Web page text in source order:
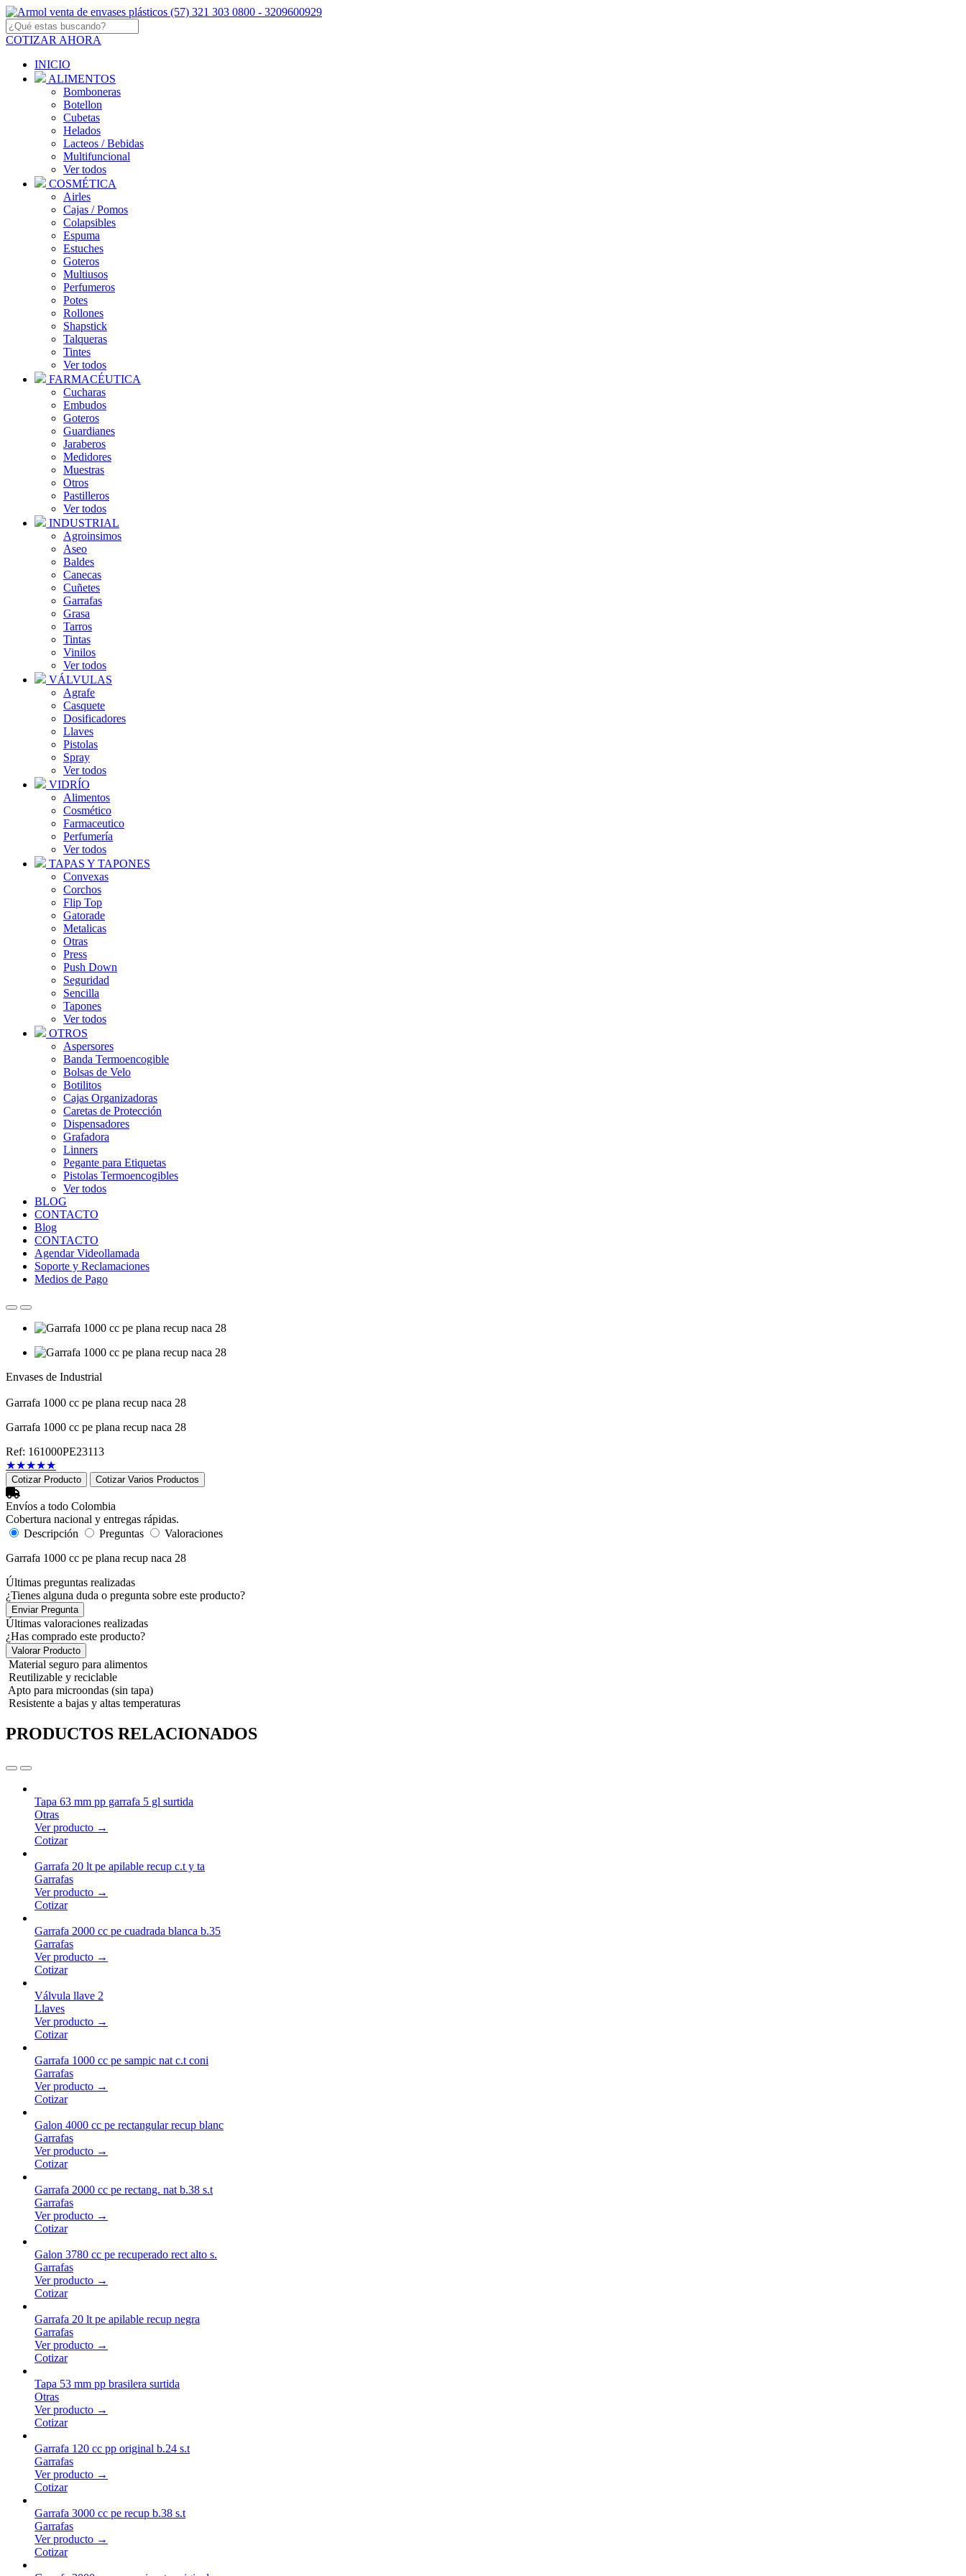
COTIZAR AHORA
INICIO
ALIMENTOS
Bomboneras
Botellon
Cubetas
Helados
Lacteos / Bebidas
Multifuncional
Ver todos
COSMÉTICA
Airles
Cajas / Pomos
Colapsibles
Espuma
Estuches
Goteros
Multiusos
Perfumeros
Potes
Rollones
Shapstick
Talqueras
Tintes
Ver todos
FARMACÉUTICA
Cucharas
Embudos
Goteros
Guardianes
Jaraberos
Medidores
Muestras
Otros
Pastilleros
Ver todos
INDUSTRIAL
Agroinsimos
Aseo
Baldes
Canecas
Cuñetes
Garrafas
Grasa
Tarros
Tintas
Vinilos
Ver todos
VÁLVULAS
Agrafe
Casquete
Dosificadores
Llaves
Pistolas
Spray
Ver todos
VIDRÍO
Alimentos
Cosmético
Farmaceutico
Perfumería
Ver todos
TAPAS Y TAPONES
Convexas
Corchos
Flip Top
Gatorade
Metalicas
Otras
Press
Push Down
Seguridad
Sencilla
Tapones
Ver todos
OTROS
Aspersores
Banda Termoencogible
Bolsas de Velo
Botilitos
Cajas Organizadoras
Caretas de Protección
Dispensadores
Grafadora
Linners
Pegante para Etiquetas
Pistolas Termoencogibles
Ver todos
BLOG
CONTACTO
Blog
CONTACTO
Agendar Videollamada
Soporte y Reclamaciones
Medios de Pago
Envases de Industrial
Garrafa 1000 cc pe plana recup naca 28
Garrafa 1000 cc pe plana recup naca 28
Ref: 161000PE23113
★★★★★
Cotizar Producto Cotizar Varios Productos
Envíos a todo Colombia
Cobertura nacional y entregas rápidas.
Descripción
Preguntas
Valoraciones
Garrafa 1000 cc pe plana recup naca 28
Últimas preguntas realizadas
¿Tienes alguna duda o pregunta sobre este producto?
Enviar Pregunta
Últimas valoraciones realizadas
¿Has comprado este producto?
Valorar Producto
Material seguro para alimentos
Reutilizable y reciclable
Apto para microondas (sin tapa)
Resistente a bajas y altas temperaturas
PRODUCTOS RELACIONADOS
Tapa 63 mm pp garrafa 5 gl surtida
Otras
Ver producto →
Cotizar
Garrafa 20 lt pe apilable recup c.t y ta
Garrafas
Ver producto →
Cotizar
Garrafa 2000 cc pe cuadrada blanca b.35
Garrafas
Ver producto →
Cotizar
Válvula llave 2
Llaves
Ver producto →
Cotizar
Garrafa 1000 cc pe sampic nat c.t coni
Garrafas
Ver producto →
Cotizar
Galon 4000 cc pe rectangular recup blanc
Garrafas
Ver producto →
Cotizar
Garrafa 2000 cc pe rectang. nat b.38 s.t
Garrafas
Ver producto →
Cotizar
Galon 3780 cc pe recuperado rect alto s.
Garrafas
Ver producto →
Cotizar
Garrafa 20 lt pe apilable recup negra
Garrafas
Ver producto →
Cotizar
Tapa 53 mm pp brasilera surtida
Otras
Ver producto →
Cotizar
Garrafa 120 cc pp original b.24 s.t
Garrafas
Ver producto →
Cotizar
Garrafa 3000 cc pe recup b.38 s.t
Garrafas
Ver producto →
Cotizar